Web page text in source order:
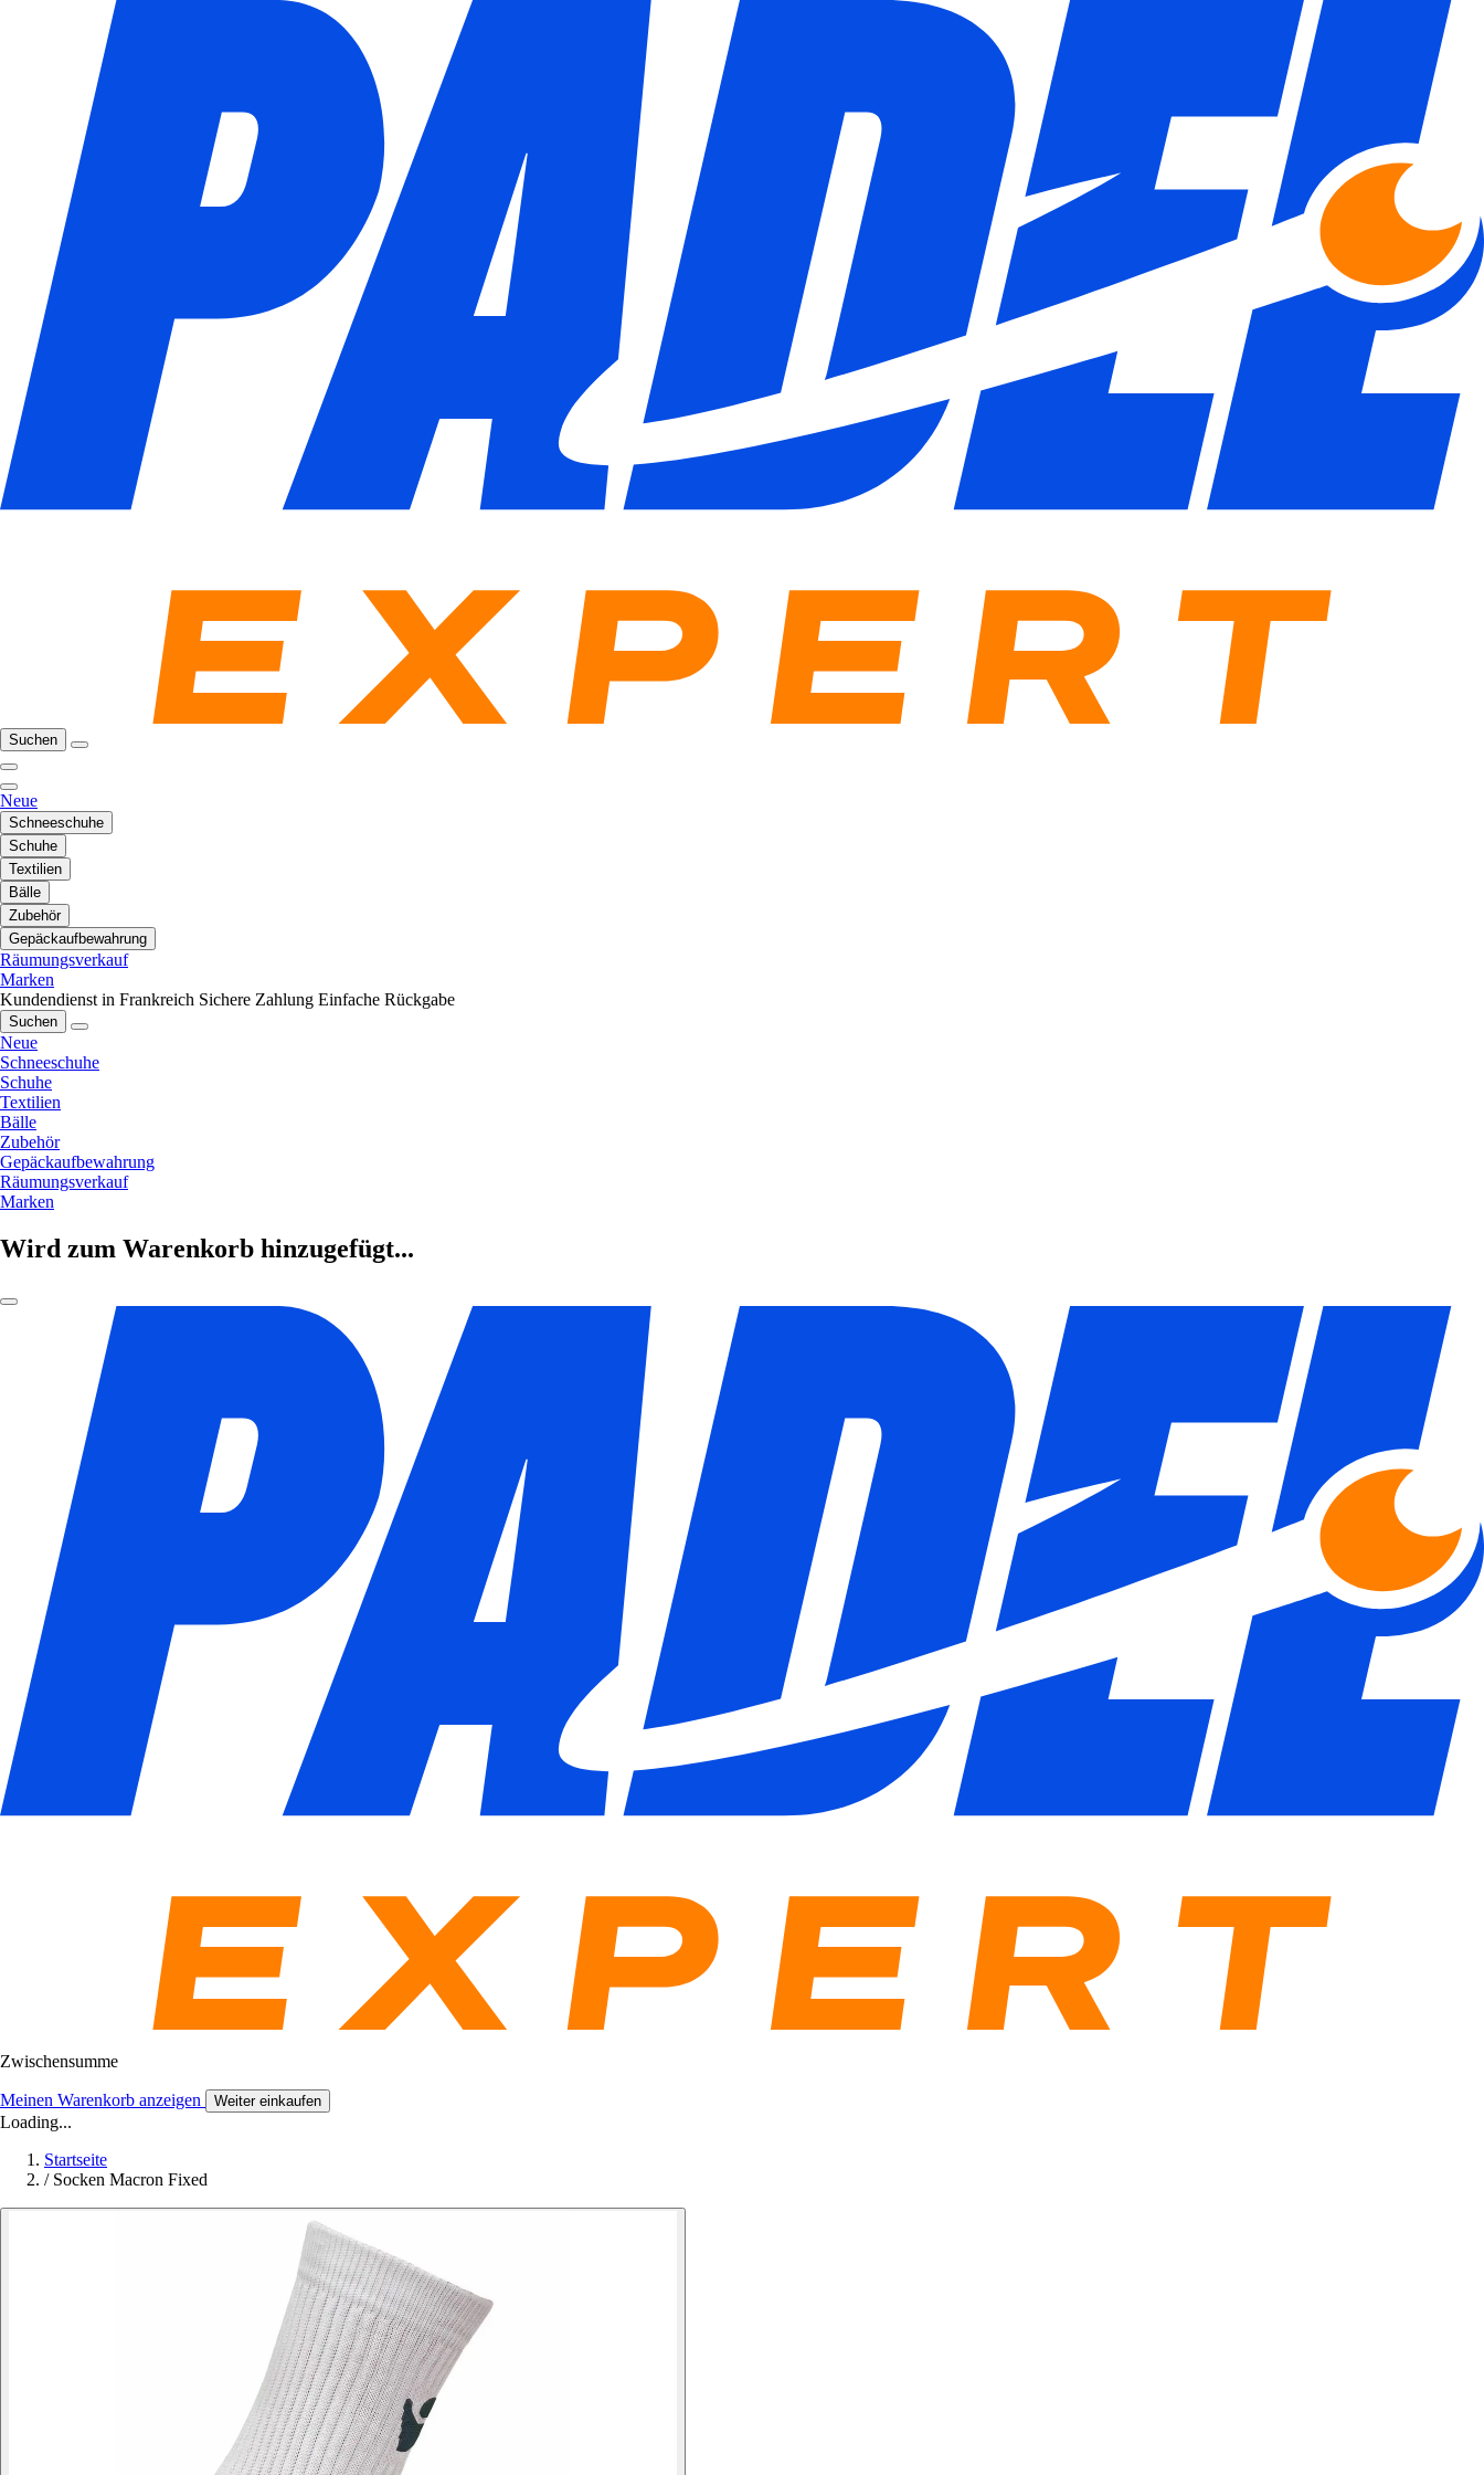
Suchen
Neue
Schneeschuhe
Schuhe
Textilien
Bälle
Zubehör
Gepäckaufbewahrung
Räumungsverkauf
Marken
Kundendienst in Frankreich Sichere Zahlung Einfache Rückgabe
Suchen
Neue
Schneeschuhe
Schuhe
Textilien
Bälle
Zubehör
Gepäckaufbewahrung
Räumungsverkauf
Marken
Wird zum Warenkorb hinzugefügt...
Zwischensumme
Meinen Warenkorb anzeigen Weiter einkaufen
Loading...
Startseite
/ Socken Macron Fixed